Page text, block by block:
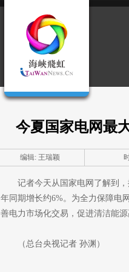
今夏国家电网最
编辑: 王瑞颖
记者今天从国家电网了解到
年同期增长约6%。为全力保障电
善电力市场化交易，促进清洁能
（总台央视记者 孙渊）